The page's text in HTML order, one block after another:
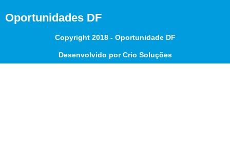
Oportunidades DF
Copyright 2018 - Oportunidade DF
Desenvolvido por Crio Soluções